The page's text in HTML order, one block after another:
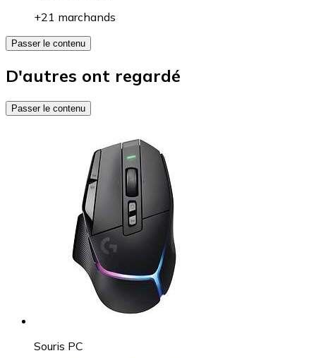
+21 marchands
Passer le contenu
D'autres ont regardé
Passer le contenu
Souris PC